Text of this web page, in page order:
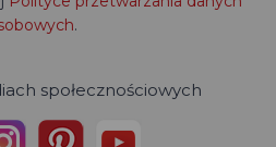
.
społecznościowych